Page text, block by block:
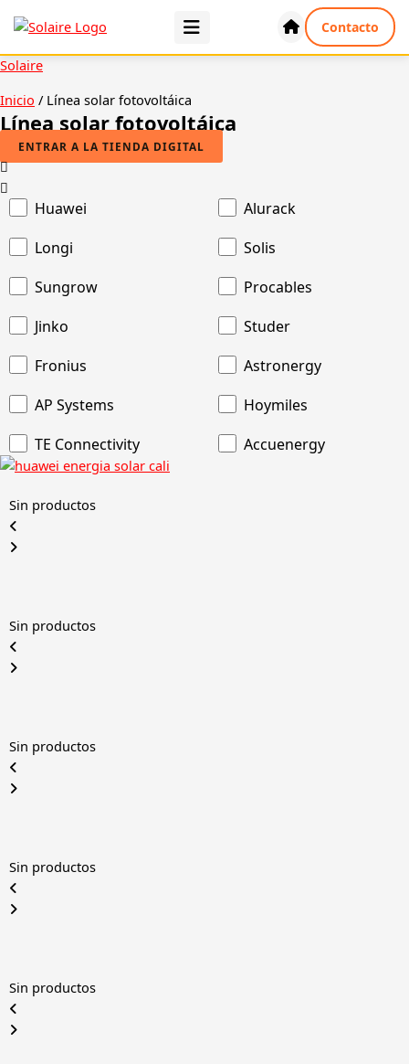
contenido
Solaire
Contacto
Inicio / Línea solar fotovoltáica
Línea solar fotovoltáica
ENTRAR A LA TIENDA DIGITAL
Huawei
Alurack
Longi
Solis
Sungrow
Procables
Jinko
Studer
Fronius
Astronergy
AP Systems
Hoymiles
TE Connectivity
Accuenergy
Sin productos
Sin productos
Sin productos
Sin productos
Sin productos